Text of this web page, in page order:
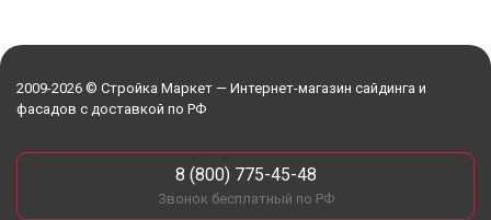
2009-2026 © Стройка Маркет — Интернет-магазин сайдинга и
фасадов с доставкой по РФ
8 (800) 775-45-48
Звонок бесплатный по РФ